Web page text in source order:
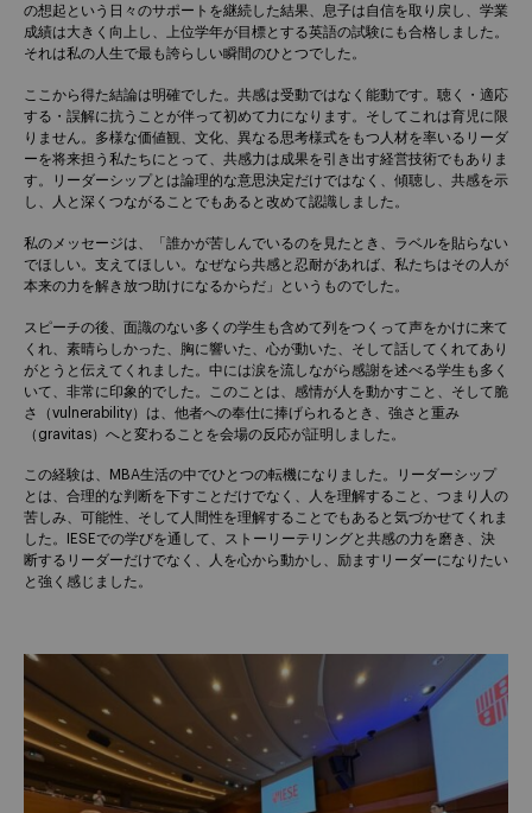
の想起という日々のサポートを継続した結果、息子は自信を取り戻し、学業
成績は大きく向上し、上位学年が目標とする英語の試験にも合格しました。
それは私の人生で最も誇らしい瞬間のひとつでした。
ここから得た結論は明確でした。共感は受動ではなく能動です。聴く・適応
する・誤解に抗うことが伴って初めて力になります。そしてこれは育児に限
りません。多様な価値観、文化、異なる思考様式をもつ人材を率いるリーダ
ーを将来担う私たちにとって、共感力は成果を引き出す経営技術でもありま
す。リーダーシップとは論理的な意思決定だけではなく、傾聴し、共感を示
し、人と深くつながることでもあると改めて認識しました。
私のメッセージは、「誰かが苦しんでいるのを見たとき、ラベルを貼らない
でほしい。支えてほしい。なぜなら共感と忍耐があれば、私たちはその人が
本来の力を解き放つ助けになるからだ」というものでした。
スピーチの後、面識のない多くの学生も含めて列をつくって声をかけに来て
くれ、素晴らしかった、胸に響いた、心が動いた、そして話してくれてあり
がとうと伝えてくれました。中には涙を流しながら感謝を述べる学生も多く
いて、非常に印象的でした。このことは、感情が人を動かすこと、そして脆
さ（vulnerability）は、他者への奉仕に捧げられるとき、強さと重み
（gravitas）へと変わることを会場の反応が証明しました。
この経験は、MBA生活の中でひとつの転機になりました。リーダーシップ
とは、合理的な判断を下すことだけでなく、人を理解すること、つまり人の
苦しみ、可能性、そして人間性を理解することでもあると気づかせてくれま
した。IESEでの学びを通して、ストーリーテリングと共感の力を磨き、決
断するリーダーだけでなく、人を心から動かし、励ますリーダーになりたい
と強く感じました。